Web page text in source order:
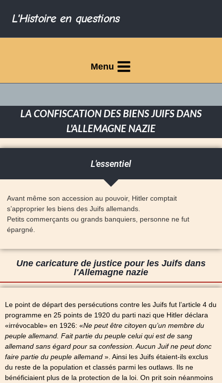
L'Histoire en questions
Menu
LA CONFISCATION DES BIENS JUIFS DANS
L'ALLEMAGNE NAZIE
L'essentiel
Avant même son accession au pouvoir, Hitler comptait
s’approprier les biens des Juifs allemands.
Petits commerçants ou grands banquiers, personne ne fut
épargné.
Une caricature de justice pour les Juifs dans
l'Allemagne nazie
Le point de départ des persécutions contre les Juifs fut l’article 4 du
programme en 25 points de 1920 du parti nazi que Hitler déclara
«irrévocable» en 1926: «Ne peut être citoyen qu’un membre du
peuple allemand. Fait partie du peuple celui qui est de sang
allemand sans égard pour sa confession. Aucun Juif ne peut donc
faire partie du peuple allemand ». Ainsi les Juifs étaient-ils exclus
du reste de la population et classés parmi les outlaws. Ils ne
bénéficiaient plus de la protection de la loi. On prit soin néanmoins